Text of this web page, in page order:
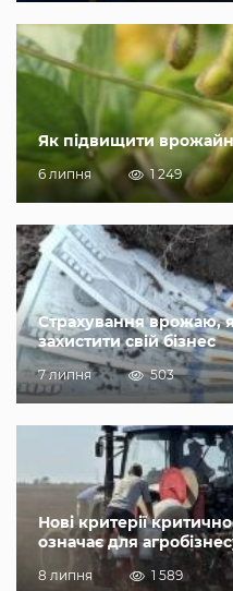
Як підвищити
6 липня 1 249
Страхування врожаю,
захистити свій бізнес
7 липня 503
Нові критерії
означає для
8 липня 1 589